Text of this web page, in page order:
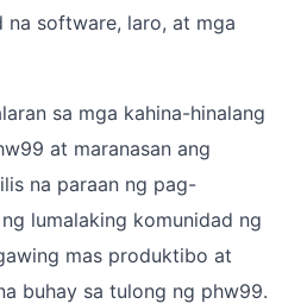
na software, laro, at mga
sa mga kahina-hinalang
at maranasan ang
na paraan ng pag-
lumalaking komunidad ng
mas produktibo at
buhay sa tulong ng phw99.